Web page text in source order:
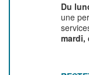
Du
une
mardi,